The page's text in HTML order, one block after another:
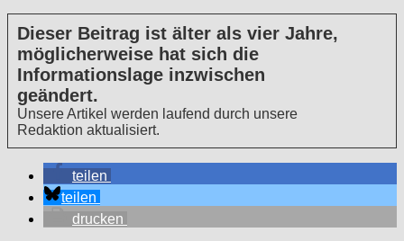
Dieser Beitrag ist älter als vier Jahre,
möglicherweise hat sich die
Informationslage inzwischen
geändert.
Unsere Artikel werden laufend durch unsere
Redaktion aktualisiert.
teilen
teilen
drucken